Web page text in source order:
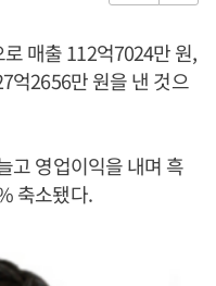
매출 112억7024만 원,
억2656만 원을 낸 것으
고 영업이익을 내며 흑
축소됐다.